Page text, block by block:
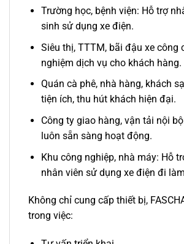
Trường học, bệnh viện: Hỗ trợ
sinh sử dụng xe điện.
Siêu thị, TTTM, bãi đậu xe công
nghiệm dịch vụ cho khách hàng.
Quán cà phê, nhà hàng, khách
tiện ích, thu hút khách hiện đại.
Công ty giao hàng, vận tải nội
luôn sẵn sàng hoạt động.
Khu công nghiệp, nhà máy: Hỗ
nhân viên sử dụng xe điện đi
Không chỉ cung cấp thiết bị,
trong việc: